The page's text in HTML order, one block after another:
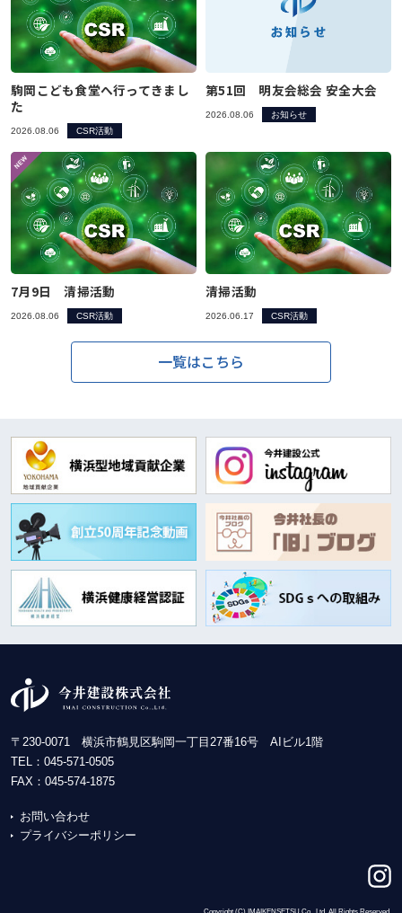
駒岡こども食堂へ行ってきまし
た
2026.08.06 CSR活動
第51回 明友会総会 安全大会
2026.08.06 お知らせ
7月9日 清掃活動
2026.08.06 CSR活動
清掃活動
2026.06.17 CSR活動
一覧はこちら
〒230-0071 横浜市鶴見区駒岡一丁目27番16号 AIビル1階
TEL： 045-571-0505
FAX：045-574-1875
お問い合わせ
プライバシーポリシー